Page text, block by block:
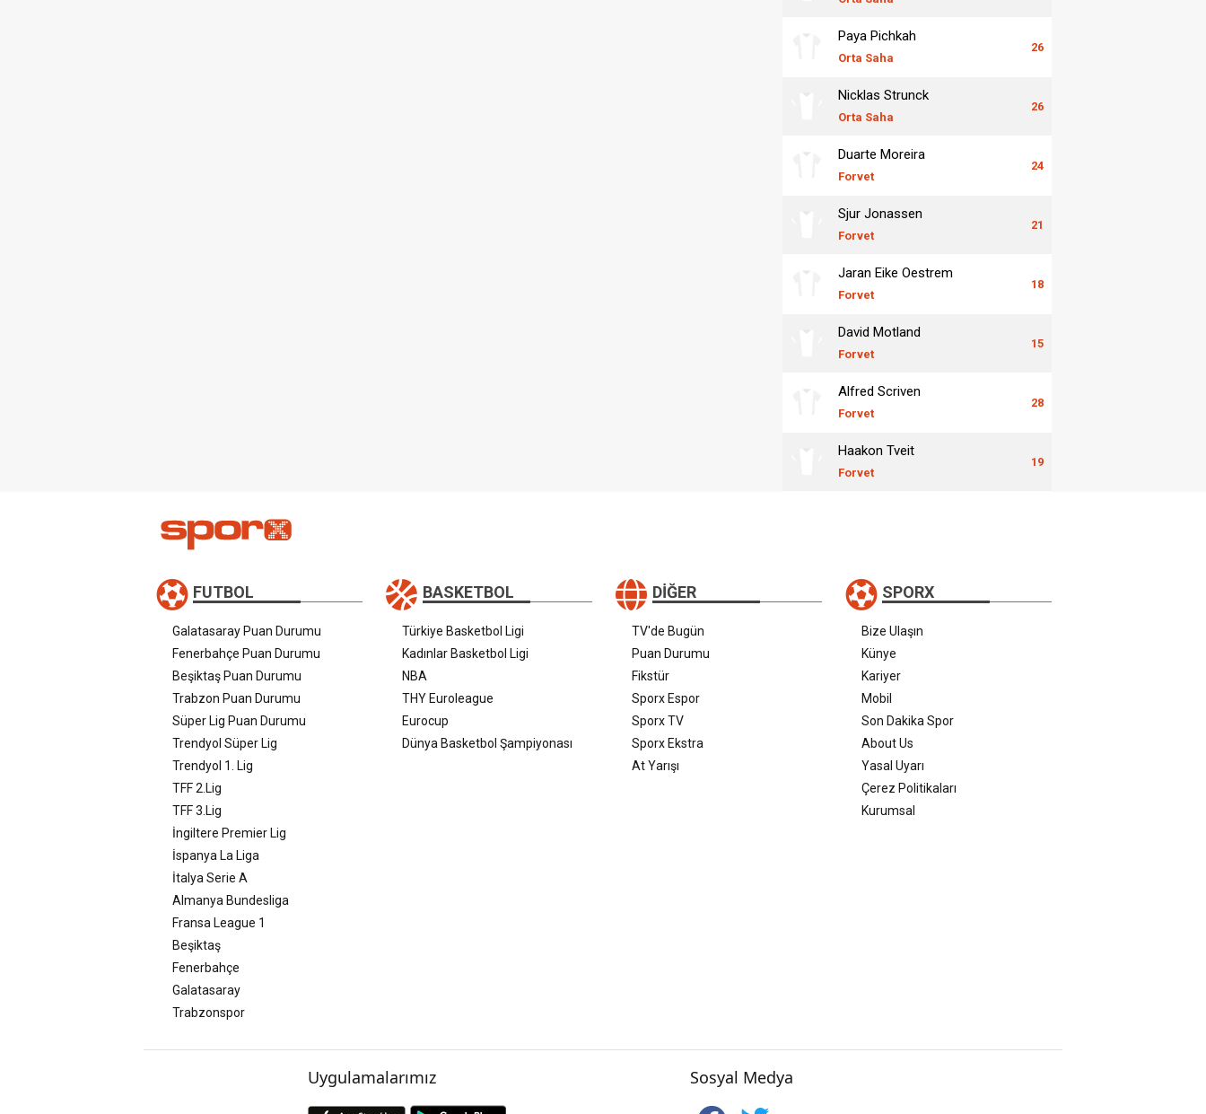
Paya Pichkah
Orta Saha
26
Nicklas Strunck
Orta Saha
26
Duarte Moreira
Forvet
24
Sjur Jonassen
Forvet
21
Jaran Eike Oestrem
Forvet
18
David Motland
Forvet
15
Alfred Scriven
Forvet
28
Haakon Tveit
Forvet
19
FUTBOL
Galatasaray Puan Durumu
Fenerbahçe Puan Durumu
Beşiktaş Puan Durumu
Trabzon Puan Durumu
Süper Lig Puan Durumu
Trendyol Süper Lig
Trendyol 1. Lig
TFF 2.Lig
TFF 3.Lig
İngiltere Premier Lig
İspanya La Liga
İtalya Serie A
Almanya Bundesliga
Fransa League 1
Beşiktaş
Fenerbahçe
Galatasaray
Trabzonspor
BASKETBOL
Türkiye Basketbol Ligi
Kadınlar Basketbol Ligi
NBA
THY Euroleague
Eurocup
Dünya Basketbol Şampiyonası
DIĞER
TV'de Bugün
Puan Durumu
Fikstür
Sporx Espor
Sporx TV
Sporx Ekstra
At Yarışı
SPORX
Bize Ulaşın
Künye
Kariyer
Mobil
Son Dakika Spor
About Us
Yasal Uyarı
Çerez Politikaları
Kurumsal
Uygulamalarımız Sosyal Medya